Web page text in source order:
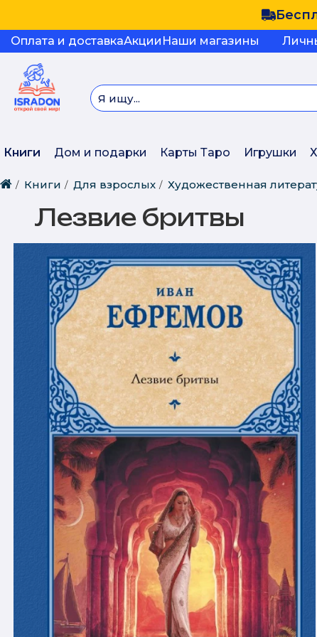
Оплата и доставкаАкции Наши магазины
Книги Дом и подарки Карты Таро Игрушки
Книги Для взрослых Художественная
Лезвие бритвы